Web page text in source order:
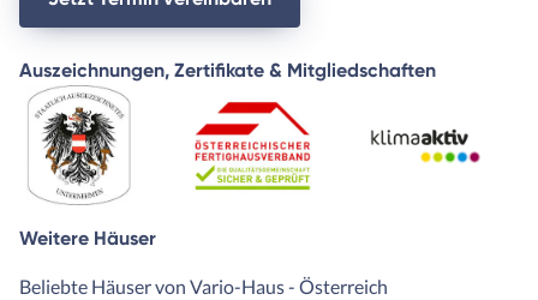
Auszeichnungen, Zertifikate & Mitgliedschaften
Weitere Häuser
Beliebte Häuser von Vario-Haus - Österreich